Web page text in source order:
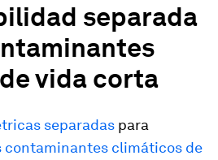
separada
vida corta
separadas para
contaminantes climáticos de